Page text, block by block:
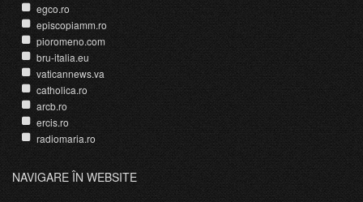
egco.ro
episcopiamm.ro
pioromeno.com
bru-italia.eu
vaticannews.va
catholica.ro
arcb.ro
ercis.ro
radiomaria.ro
NAVIGARE ÎN WEBSITE